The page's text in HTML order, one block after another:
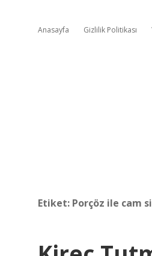
Anasayfa Gizlilik Politikası
Etiket: Porçöz ile cam